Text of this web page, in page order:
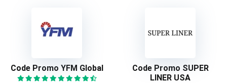
Code Promo YFM Global
Code Promo SUPER
LINER USA